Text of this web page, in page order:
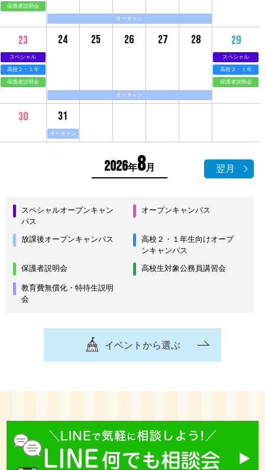
保護者説明会
オーキャン
23
スペシャル
高校２・１年
保護者説明会
24
オーキャン
25 26 27 28 29
スペシャル
高校２・１年
保護者説明会
30 31
オーキャン
2026年8月 翌月
スペシャルオープンキャン
パス
オープンキャンパス
放課後オープンキャンパス
高校２・１年生向けオープ
ンキャンパス
保護者説明会
高校生対象公務員講習会
教育費無償化・特待生説明
会
イベントから選ぶ